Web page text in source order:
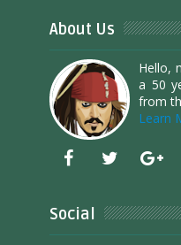
About Us
Hello,
a 50
from
Learn
Social